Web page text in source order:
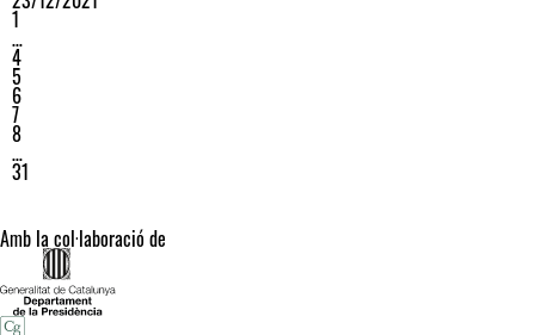
1
…
4
5
6
7
8
…
31
Amb la col·laboració de